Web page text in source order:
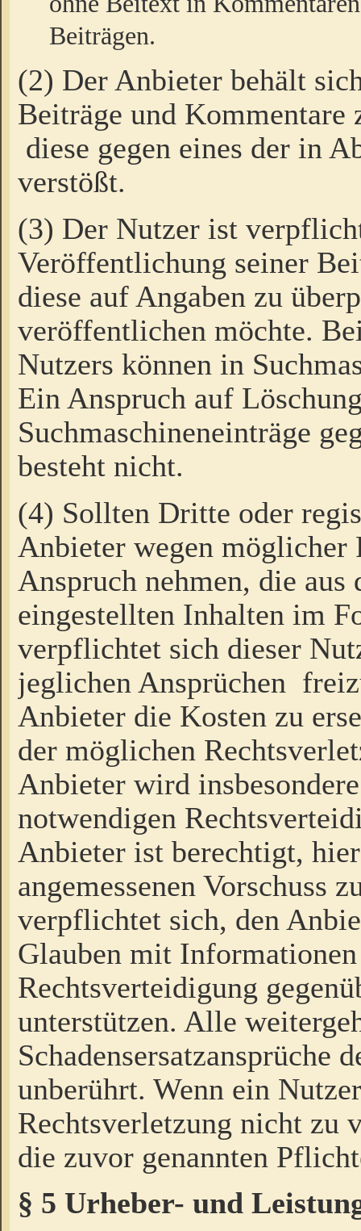
Beiträgen.
(2) Der Anbieter behält
Beiträge und Kommentare
diese gegen eines der in
verstößt.
(3) Der Nutzer ist
Veröffentlichung seiner
diese auf Angaben zu
veröffentlichen möchte.
Nutzers können in
Ein Anspruch auf
Suchmaschineneinträge
besteht nicht.
(4) Sollten Dritte oder
Anbieter wegen möglicher
Anspruch nehmen, die
eingestellten Inhalten im
verpflichtet sich dieser
jeglichen Ansprüchen
Anbieter die Kosten zu
der möglichen
Anbieter wird
notwendigen
Anbieter ist berechtigt,
angemessenen Vorschuss
verpflichtet sich, den
Glauben mit
Rechtsverteidigung
unterstützen. Alle
Schadensersatzansprüche
unberührt. Wenn ein
Rechtsverletzung nicht zu
die zuvor genannten
§ 5 Urheber- und